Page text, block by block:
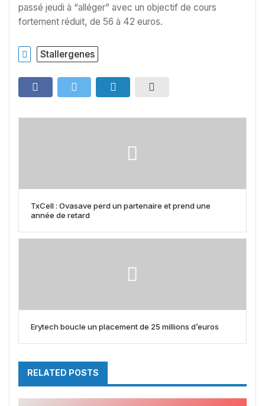
passé jeudi à “alléger” avec un objectif de cours
fortement réduit, de 56 à 42 euros.
Stallergenes
TxCell : Ovasave perd un partenaire et prend une
année de retard
Erytech boucle un placement de 25 millions d’euros
RELATED POSTS